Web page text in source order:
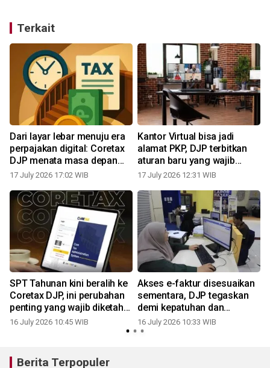
Terkait
Dari layar lebar menuju era
perpajakan digital: Coretax
DJP menata masa depan
fiskal Indonesia
17 July 2026 17:02 WIB
Kantor Virtual bisa jadi
alamat PKP, DJP terbitkan
aturan baru yang wajib
dipahami pelaku usaha
17 July 2026 12:31 WIB
SPT Tahunan kini beralih ke
Coretax DJP, ini perubahan
penting yang wajib diketahui
wajib pajak
16 July 2026 10:45 WIB
Akses e-faktur disesuaikan
sementara, DJP tegaskan
demi kepatuhan dan
kepastian hukum
16 July 2026 10:33 WIB
Berita Terpopuler